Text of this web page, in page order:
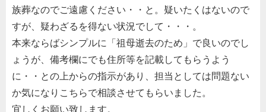
族葬なのでご遠慮ください・・と。疑いたくはないので
すが、疑わざるを得ない状況でして・・・。
本来ならばシンプルに「祖母逝去のため」で良いのでし
ょうが、備考欄にでも住所等を記載してもらうよう
に・・との上からの指示があり、担当としては問題ない
か気になりこちらで相談させてもらいました。
宜しくお願い致します。